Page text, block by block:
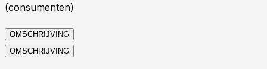
(consumenten)
OMSCHRIJVING
OMSCHRIJVING